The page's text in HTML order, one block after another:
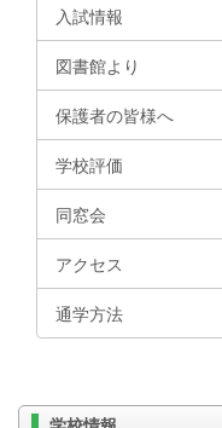
入試情報
図書館より
保護者の皆様へ
学校評価
同窓会
アクセス
通学方法